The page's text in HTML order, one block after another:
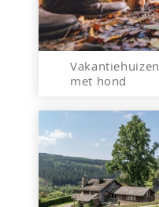
Vakantiehuizen
met hond